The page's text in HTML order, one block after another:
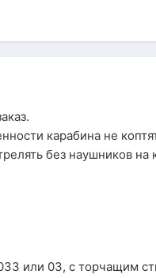
карабина не
без наушников на
или 03, с торчащим